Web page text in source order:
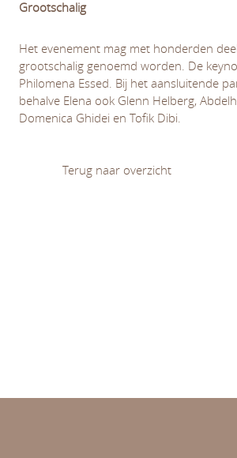
Grootschalig
Het evenement mag met honderden
grootschalig genoemd worden. De
Philomena Essed. Bij het aansluitende
behalve Elena ook Glenn Helberg,
Domenica Ghidei en Tofik Dibi.
Terug naar overzicht